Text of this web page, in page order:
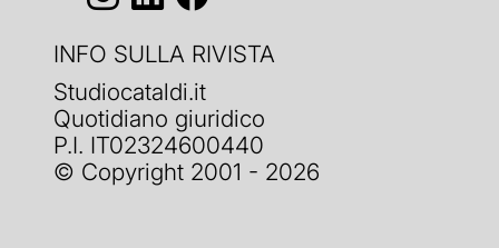
INFO SULLA RIVISTA
Studiocataldi.it
Quotidiano giuridico
P.I. IT02324600440
© Copyright 2001 - 2026